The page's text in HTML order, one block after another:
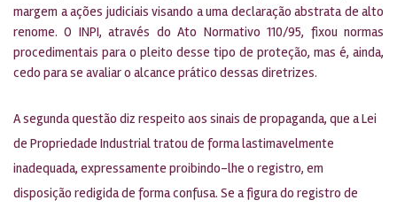
margem a ações judiciais visando a uma declaração abstrata de alto
renome. O INPI, através do Ato Normativo 110/95, fixou normas
procedimentais para o pleito desse tipo de proteção, mas é, ainda,
cedo para se avaliar o alcance prático dessas diretrizes.
A segunda questão diz respeito aos sinais de propaganda, que a Lei
de Propriedade Industrial tratou de forma lastimavelmente
inadequada, expressamente proibindo-lhe o registro, em
disposição redigida de forma confusa. Se a figura do registro de